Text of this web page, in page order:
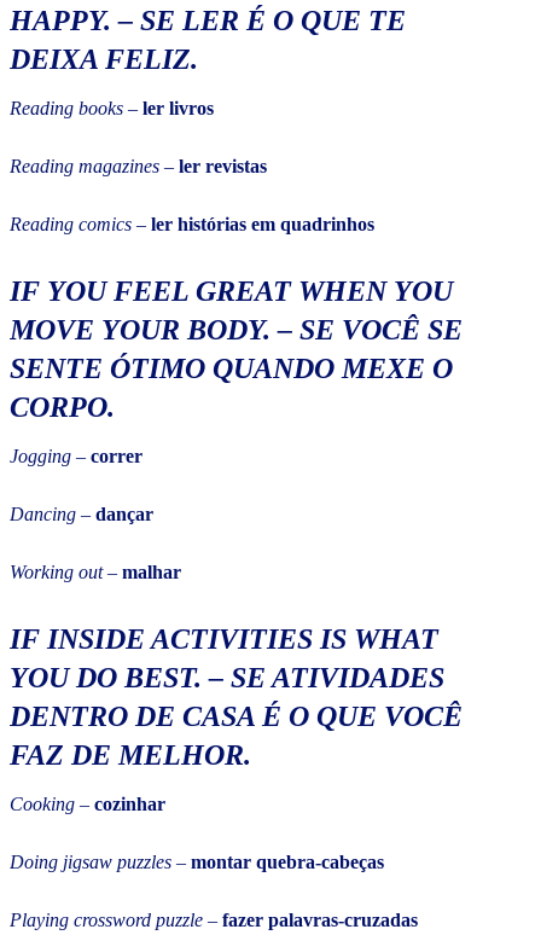
HAPPY. – SE LER É O QUE TE
DEIXA FELIZ.
Reading books – ler livros
Reading magazines – ler revistas
Reading comics – ler histórias em quadrinhos
IF YOU FEEL GREAT WHEN YOU
MOVE YOUR BODY. – SE VOCÊ SE
SENTE ÓTIMO QUANDO MEXE O
CORPO.
Jogging – correr
Dancing – dançar
Working out– malhar
IF INSIDE ACTIVITIES IS WHAT
YOU DO BEST. – SE ATIVIDADES
DENTRO DE CASA É O QUE VOCÊ
FAZ DE MELHOR.
Cooking – cozinhar
Doing jigsaw puzzles – montar quebra-cabeças
Playing crossword puzzle – fazer palavras-cruzadas